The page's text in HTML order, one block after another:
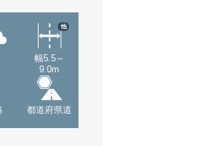
幅5.5～
9.0m
他
都道府県道